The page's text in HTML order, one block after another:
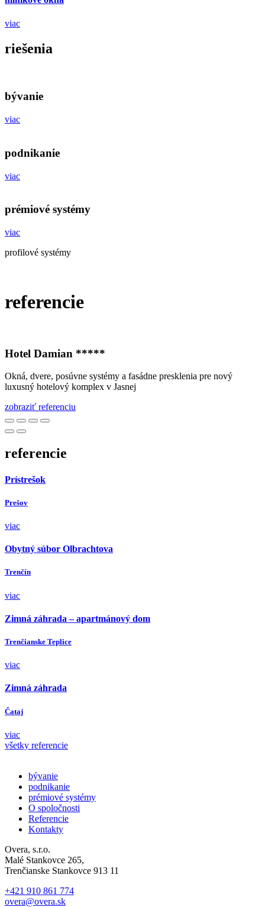
viac
riešenia
bývanie
viac
podnikanie
viac
prémiové systémy
viac
profilové systémy
referencie
Hotel Damian *****
Okná, dvere, posúvne systémy a fasádne presklenia pre nový
luxusný hotelový komplex v Jasnej
zobraziť referenciu
referencie
Prístrešok
Prešov
viac
Obytný súbor Olbrachtova
Trenčín
viac
Zimná záhrada – apartmánový dom
Trenčianske Teplice
viac
Zimná záhrada
Čataj
viac
všetky referencie
bývanie
podnikanie
prémiové systémy
O spoločnosti
Referencie
Kontakty
Overa, s.r.o.
Malé Stankovce 265,
Trenčianske Stankovce 913 11
+421 910 861 774
overa@overa.sk